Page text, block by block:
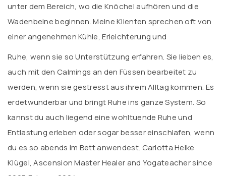
unter dem Bereich, wo die Knöchel aufhören und die
Wadenbeine beginnen. Meine Klienten sprechen oft von
einer angenehmen Kühle, Erleichterung und
Ruhe, wenn sie so Unterstützung erfahren. Sie lieben es,
auch mit den Calmings an den Füssen bearbeitet zu
werden, wenn sie gestresst aus ihrem Alltag kommen. Es
erdetwunderbar und bringt Ruhe ins ganze System. So
kannst du auch liegend eine wohltuende Ruhe und
Entlastung erleben oder sogar besser einschlafen, wenn
du es so abends im Bett anwendest. Carlotta Heike
Klügel, Ascension Master Healer and Yogateacher since